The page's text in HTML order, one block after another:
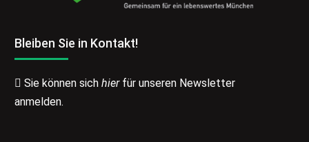
Bleiben Sie in Kontakt!
Sie können sichhier für unseren Newsletter
anmelden.